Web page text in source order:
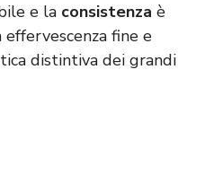
e la consistenza è
fine e
distintiva dei grandi